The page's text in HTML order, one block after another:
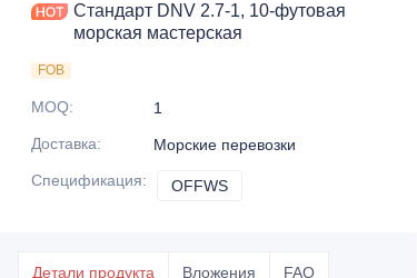
Стандарт DNV 2.7-1, 10-футовая
морская мастерская
FOB
MOQ:
1
Доставка:
Морские перевозки
Спецификация: OFFWS
Детали продукта Вложения FAQ